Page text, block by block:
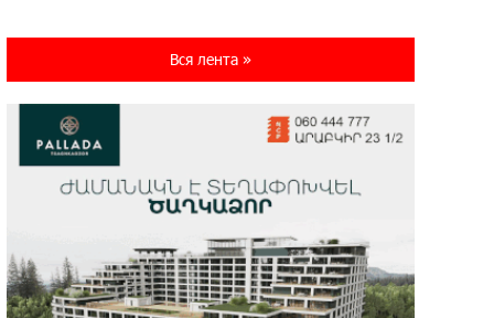
Summit
10:12:55 3-08-2026
В мобильном приложении Юнибанка
также с помощью imID
21:09:13 31-07-2026
Вся лента »